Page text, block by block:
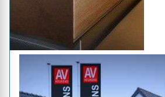
Maisdijk 4, Helmond
19 jaar expertise
Populair: 21x bekeken deze week
Sanitair Badkamer plaatsen